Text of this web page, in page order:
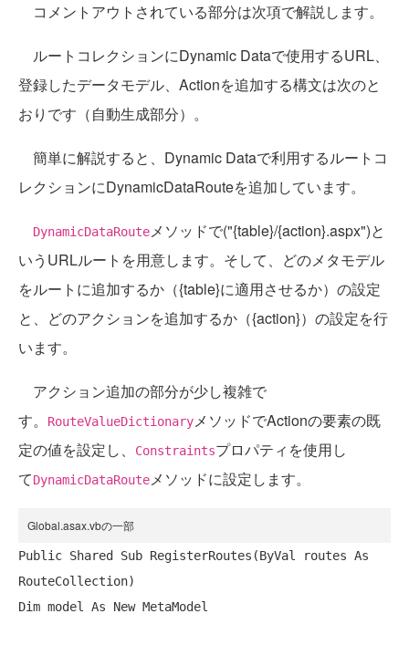
コメントアウトされている部分は次項で解説します。
ルートコレクションにDynamic Dataで使用するURL、
登録したデータモデル、Actionを追加する構文は次のと
おりです（自動生成部分）。
簡単に解説すると、Dynamic Dataで利用するルートコ
レクションにDynamicDataRouteを追加しています。
DynamicDataRouteメソッドで("{table}/{action}.aspx")と
いうURLルートを用意します。そして、どのメタモデル
をルートに追加するか（{table}に適用させるか）の設定
と、どのアクションを追加するか（{action}）の設定を行
います。
アクション追加の部分が少し複雑で
す。
RouteValueDictionaryメソッドでActionの要素の既
定の値を設定し、
Constraintsプロパティを使用し
てDynamicDataRouteメソッドに設定します。
Global.asax.vbの一部
Public Shared Sub RegisterRoutes(ByVal routes As
Dim model As New MetaModel